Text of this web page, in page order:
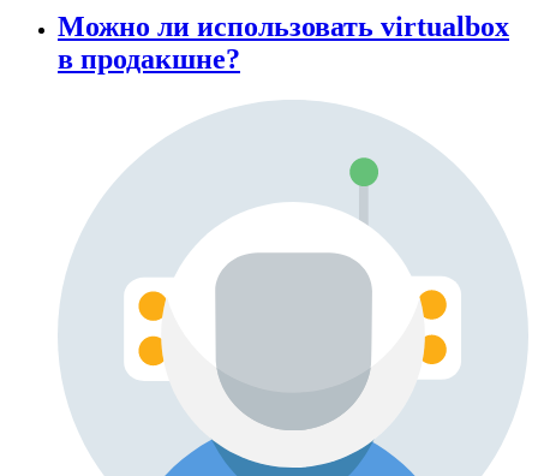
Можно ли использовать virtualbox
в продакшне?